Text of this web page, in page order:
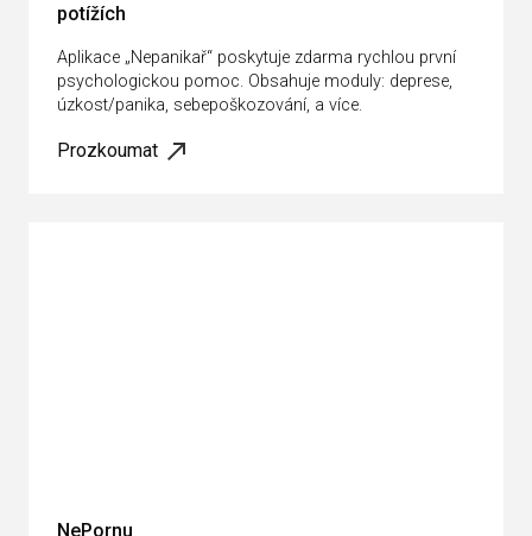
potížích
Aplikace „Nepanikař“ poskytuje zdarma rychlou první
psychologickou pomoc. Obsahuje moduly: deprese,
úzkost/panika, sebepoškozování, a více.
Prozkoumat
NePornu